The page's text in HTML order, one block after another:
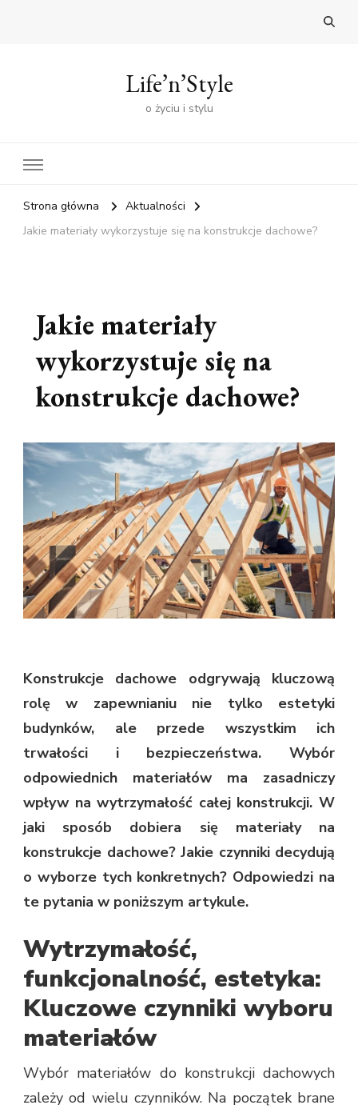
Life’n’Style
o życiu i stylu
Strona główna
Aktualności
Jakie materiały wykorzystuje się na konstrukcje dachowe?
Jakie materiały
wykorzystuje się na
konstrukcje dachowe?
Konstrukcje dachowe odgrywają kluczową
rolę w zapewnianiu nie tylko estetyki
budynków, ale przede wszystkim ich
trwałości i bezpieczeństwa. Wybór
odpowiednich materiałów ma zasadniczy
wpływ na wytrzymałość całej konstrukcji. W
jaki sposób dobiera się materiały na
konstrukcje dachowe? Jakie czynniki decydują
o wyborze tych konkretnych? Odpowiedzi na
te pytania w poniższym artykule.
Wytrzymałość,
funkcjonalność, estetyka:
Kluczowe czynniki wyboru
materiałów
Wybór materiałów do konstrukcji dachowych
zależy od wielu czynników. Na początek brane